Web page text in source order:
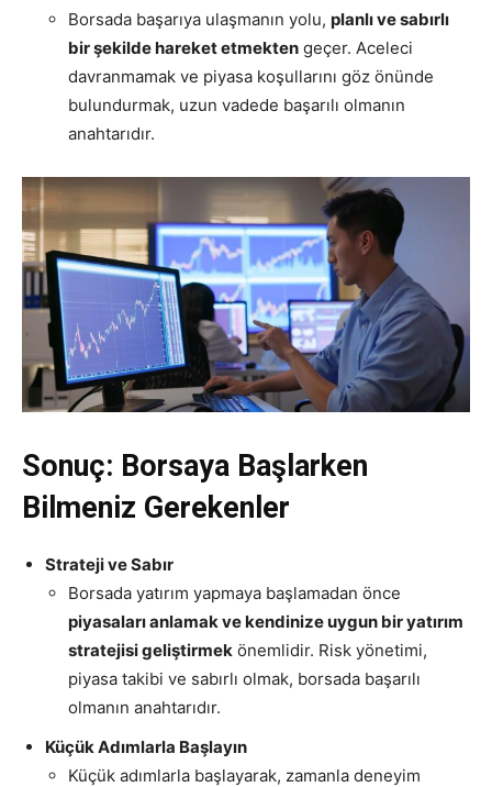
Borsada başarıya ulaşmanın yolu, planlı ve sabırlı
bir şekilde hareket etmekten geçer. Aceleci
davranmamak ve piyasa koşullarını göz önünde
bulundurmak, uzun vadede başarılı olmanın
anahtarıdır.
Sonuç: Borsaya Başlarken
Bilmeniz Gerekenler
Strateji ve Sabır
Borsada yatırım yapmaya başlamadan önce
piyasaları anlamak ve kendinize uygun bir yatırım
stratejisi geliştirmek önemlidir. Risk yönetimi,
piyasa takibi ve sabırlı olmak, borsada başarılı
olmanın anahtarıdır.
Küçük Adımlarla Başlayın
Küçük adımlarla başlayarak, zamanla deneyim